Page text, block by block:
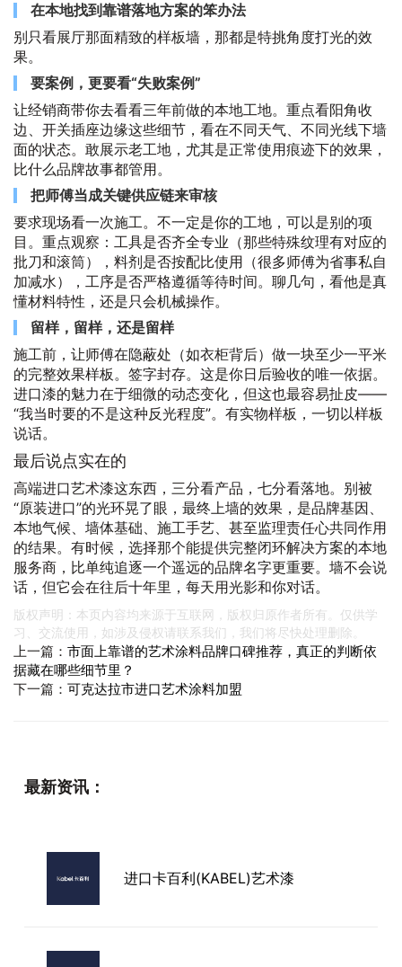
在本地找到靠谱落地方案的笨办法
别只看展厅那面精致的样板墙，那都是特挑角度打光的效
果。
要案例，更要看“失败案例”
让经销商带你去看看三年前做的本地工地。重点看阳角收
边、开关插座边缘这些细节，看在不同天气、不同光线下墙
面的状态。敢展示老工地，尤其是正常使用痕迹下的效果，
比什么品牌故事都管用。
把师傅当成关键供应链来审核
要求现场看一次施工。不一定是你的工地，可以是别的项
目。重点观察：工具是否齐全专业（那些特殊纹理有对应的
批刀和滚筒），料剂是否按配比使用（很多师傅为省事私自
加减水），工序是否严格遵循等待时间。聊几句，看他是真
懂材料特性，还是只会机械操作。
留样，留样，还是留样
施工前，让师傅在隐蔽处（如衣柜背后）做一块至少一平米
的完整效果样板。签字封存。这是你日后验收的唯一依据。
进口漆的魅力在于细微的动态变化，但这也最容易扯皮——
“我当时要的不是这种反光程度”。有实物样板，一切以样板
说话。
最后说点实在的
高端进口艺术漆这东西，三分看产品，七分看落地。别被
“原装进口”的光环晃了眼，最终上墙的效果，是品牌基因、
本地气候、墙体基础、施工手艺、甚至监理责任心共同作用
的结果。有时候，选择那个能提供完整闭环解决方案的本地
服务商，比单纯追逐一个遥远的品牌名字更重要。墙不会说
话，但它会在往后十年里，每天用光影和你对话。
版权声明：本页内容均来源于互联网，版权归原作者所有。仅供学
习、交流使用，如涉及侵权请联系我们，我们将尽快处理删除。
上一篇： 市面上靠谱的艺术涂料品牌口碑推荐，真正的判断依
据藏在哪些细节里？
下一篇： 可克达拉市进口艺术涂料加盟
最新资讯：
进口卡百利(KABEL)艺术漆